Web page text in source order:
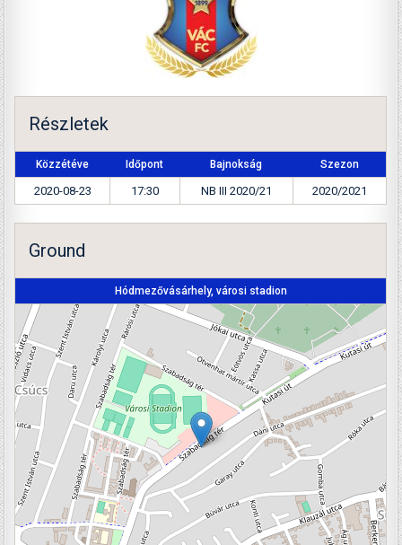
Részletek
Közzétéve Időpont Bajnokság Szezon
2020-08-23 17:30 NB III 2020/21 2020/2021
Ground
Hódmezővásárhely, városi stadion